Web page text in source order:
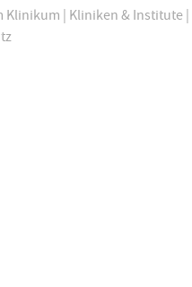
Klinikum Kliniken & Institute